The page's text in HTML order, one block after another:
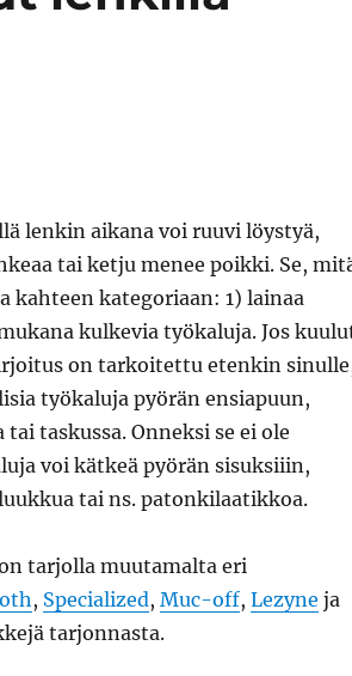
lenkin aikana voi ruuvi löystyä,
tai ketju menee poikki. Se,
kahteen kategoriaan: 1) lainaa
kulkevia työkaluja. Jos
on tarkoitettu etenkin
työkaluja pyörän ensiapuun,
taskussa. Onneksi se ei ole
voi kätkeä pyörän sisuksiiin,
tai ns. patonkilaatikkoa.
tarjolla muutamalta eri
, Specialized, Muc-off, Lezyne ja
tarjonnasta.